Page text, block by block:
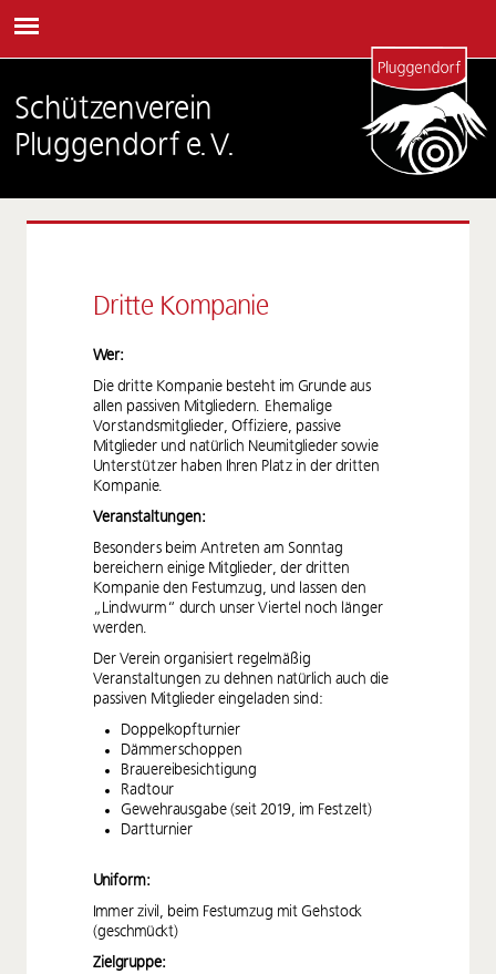
Schützenverein
Pluggendorf e.V.
Dritte Kompanie
Wer:
Die dritte Kompanie besteht im Grunde aus
allen passiven Mitgliedern. Ehemalige
Vorstandsmitglieder, Offiziere, passive
Mitglieder und natürlich Neumitglieder sowie
Unterstützer haben Ihren Platz in der dritten
Kompanie.
Veranstaltungen:
Besonders beim Antreten am Sonntag
bereichern einige Mitglieder, der dritten
Kompanie den Festumzug, und lassen den
„Lindwurm“ durch unser Viertel noch länger
werden.
Der Verein organisiert regelmäßig
Veranstaltungen zu dehnen natürlich auch die
passiven Mitglieder eingeladen sind:
Doppelkopfturnier
Dämmerschoppen
Brauereibesichtigung
Radtour
Gewehrausgabe (seit 2019, im Festzelt)
Dartturnier
Uniform:
Immer zivil, beim Festumzug mit Gehstock
(geschmückt)
Zielgruppe: